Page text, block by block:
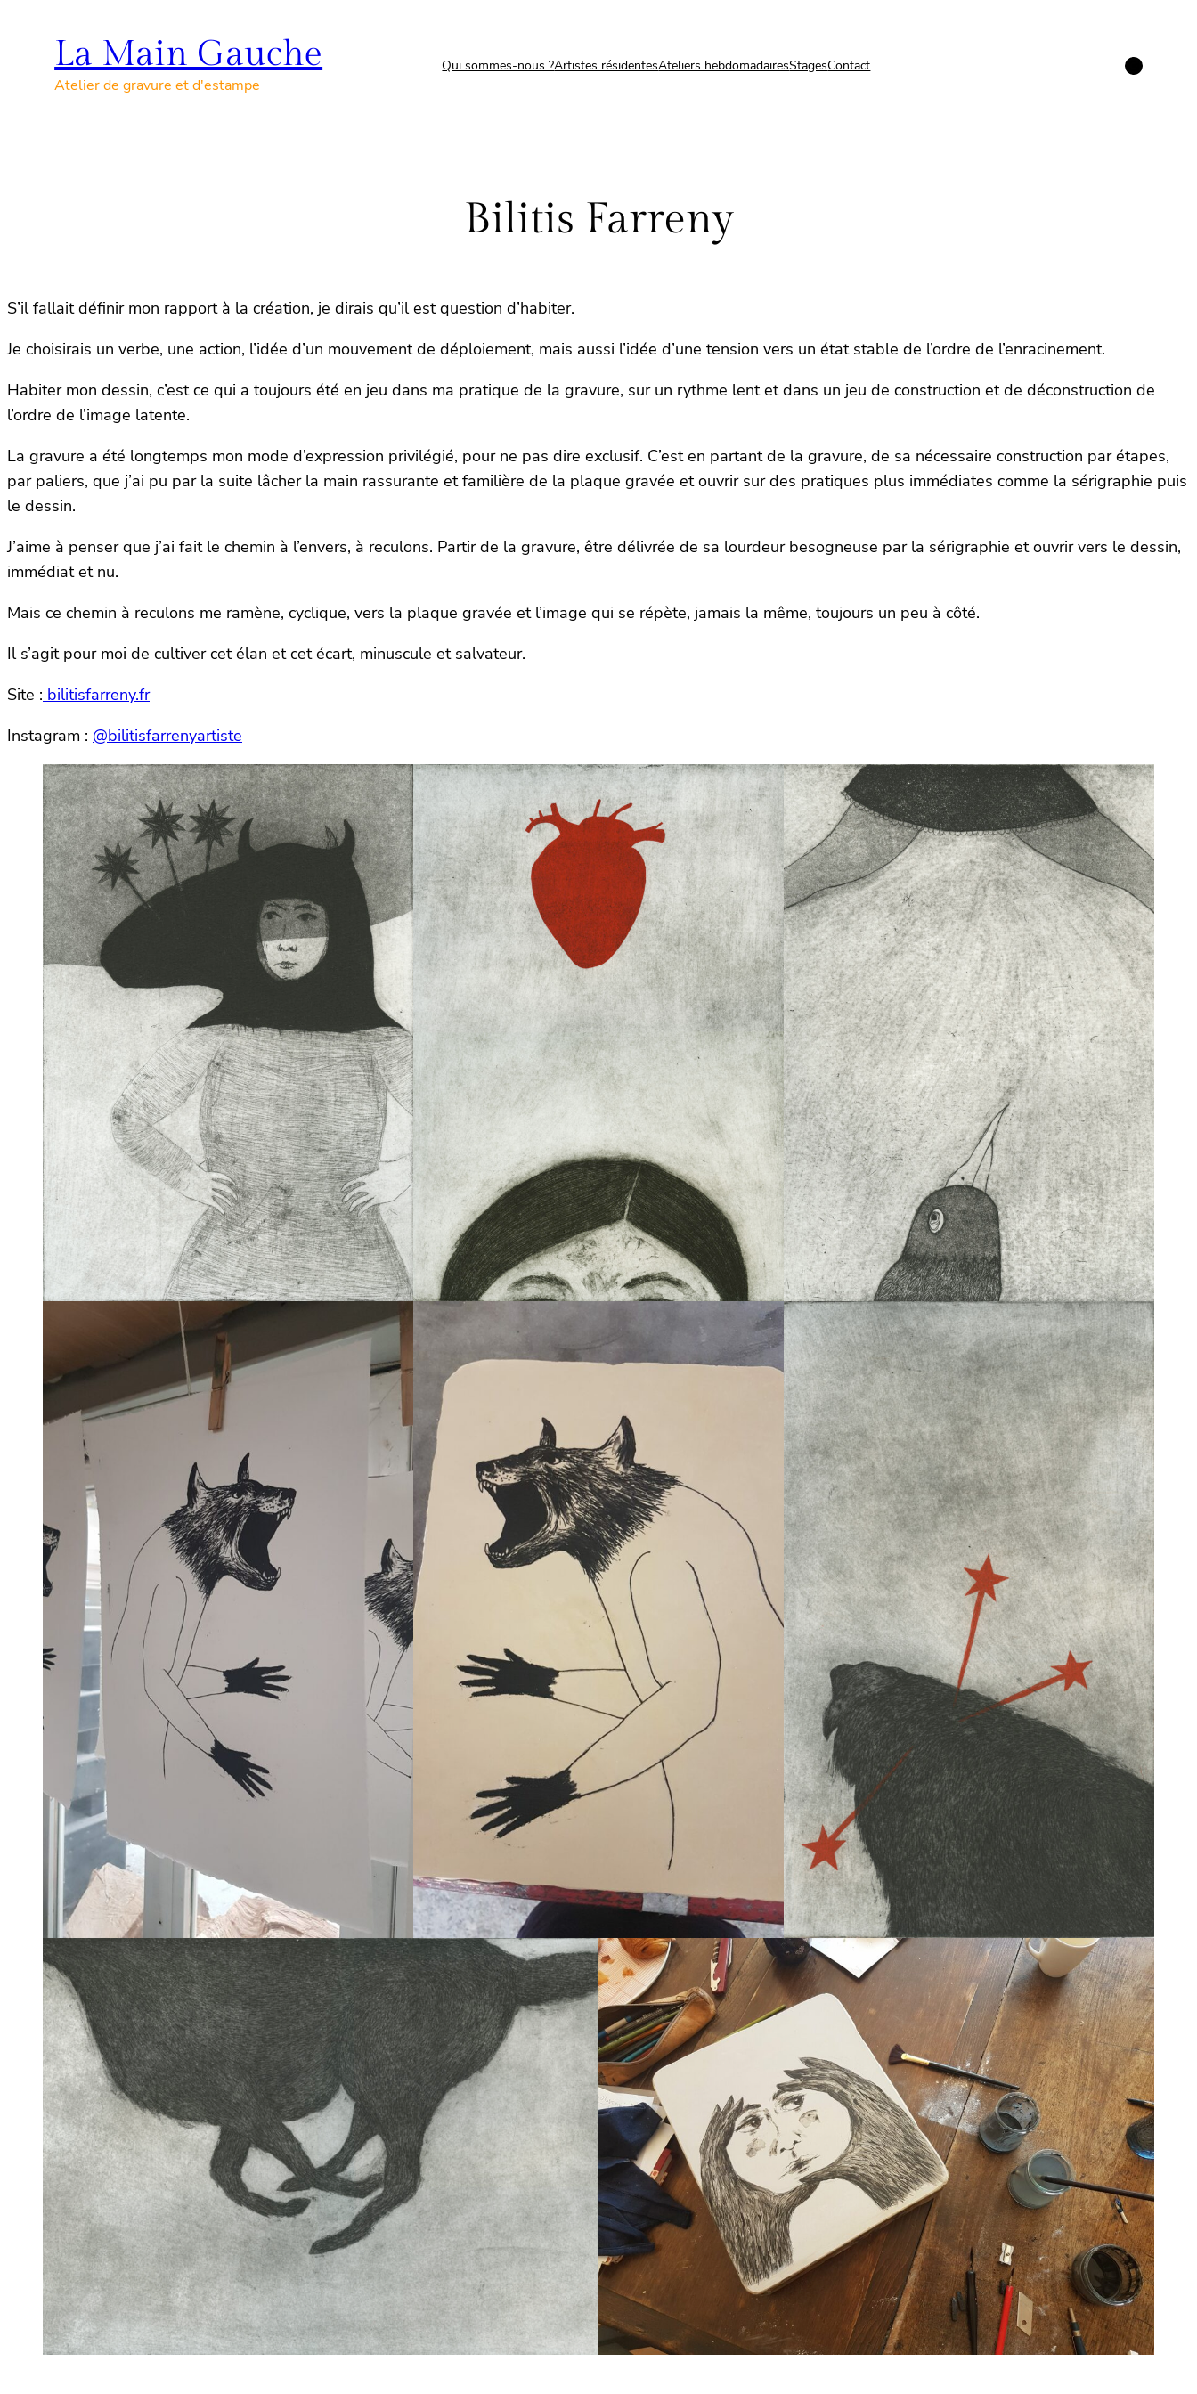
contentLa Main Gauche
Atelier de gravure et d'estampe
Qui sommes-nous ?Artistes résidentesAteliers hebdomadairesStagesContact Instagram
Bilitis Farreny
S’il fallait définir mon rapport à la création, je dirais qu’il est question d’habiter.
Je choisirais un verbe, une action, l’idée d’un mouvement de déploiement, mais aussi l’idée d’une tension vers un état stable de l’ordre de l’enracinement.
Habiter mon dessin, c’est ce qui a toujours été en jeu dans ma pratique de la gravure, sur un rythme lent et dans un jeu de construction et de déconstruction de
l’ordre de l’image latente.
La gravure a été longtemps mon mode d’expression privilégié, pour ne pas dire exclusif. C’est en partant de la gravure, de sa nécessaire construction par étapes,
par paliers, que j’ai pu par la suite lâcher la main rassurante et familière de la plaque gravée et ouvrir sur des pratiques plus immédiates comme la sérigraphie puis
le dessin.
J’aime à penser que j’ai fait le chemin à l’envers, à reculons. Partir de la gravure, être délivrée de sa lourdeur besogneuse par la sérigraphie et ouvrir vers le dessin,
immédiat et nu.
Mais ce chemin à reculons me ramène, cyclique, vers la plaque gravée et l’image qui se répète, jamais la même, toujours un peu à côté.
Il s’agit pour moi de cultiver cet élan et cet écart, minuscule et salvateur.
Site : bilitisfarreny.fr
Instagram : @bilitisfarrenyartiste